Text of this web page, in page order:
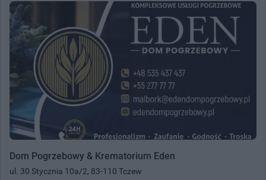
Dom Pogrzebowy & Krematorium Eden
ul. 30 Stycznia 10a/2, 83-110 Tczew